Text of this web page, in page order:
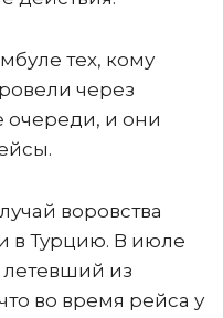
тех, кому
через
очереди, и они
воровства
в Турцию. В июле
из
во время рейса у